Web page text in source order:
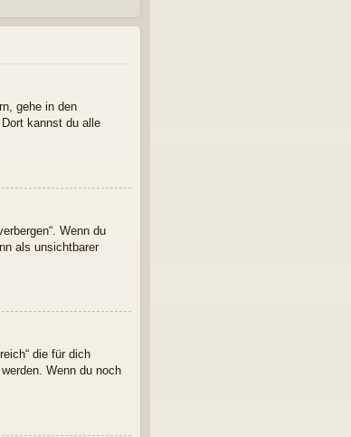
gehe in den
kannst du alle
Wenn du
als unsichtbarer
die für dich
Wenn du noch